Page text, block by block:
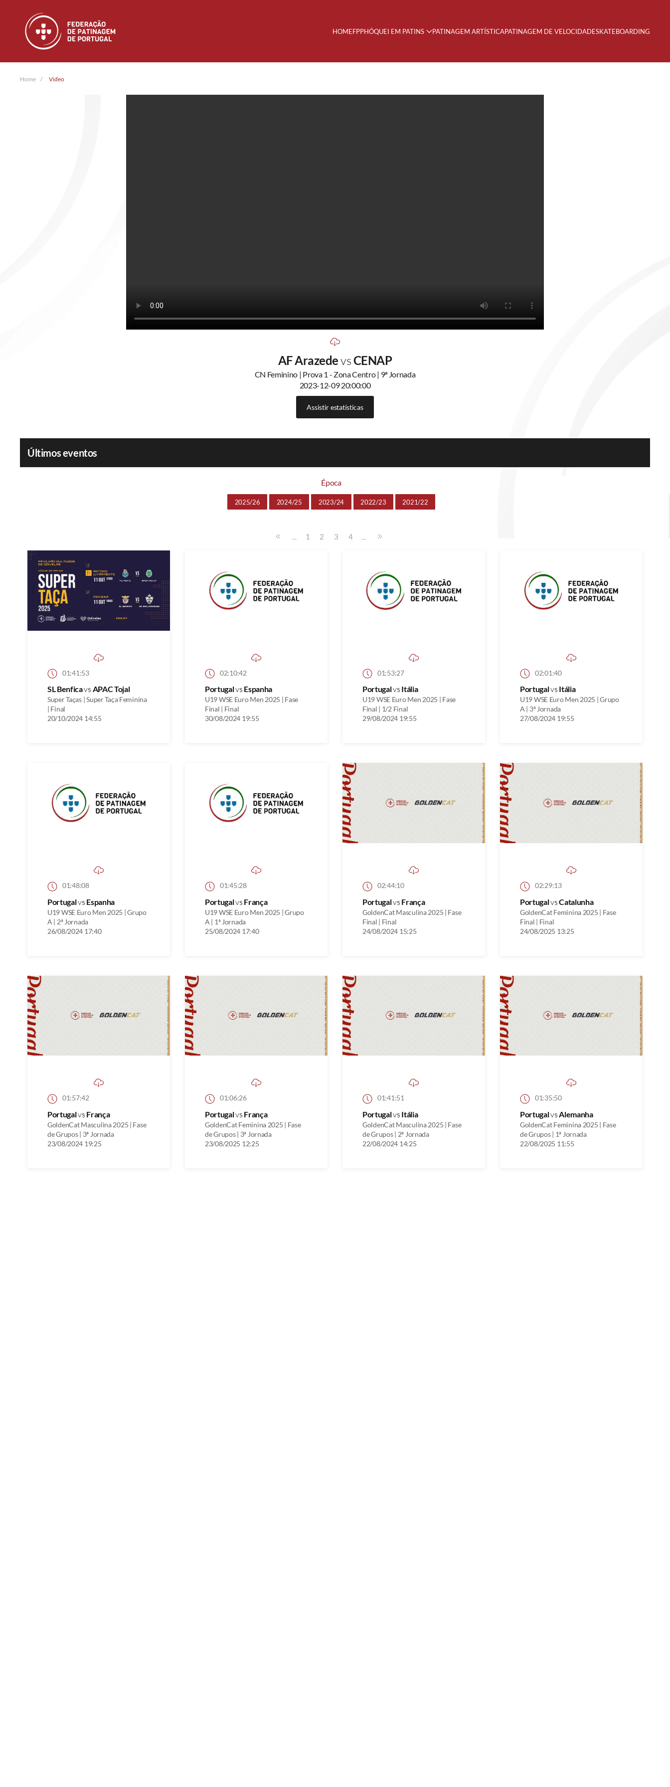
Skip to main content HOMEFPPHÓQUEI EM PATINS PATINAGEM ARTÍSTICAPATINAGEM DE VELOCIDADESKATEBOARDING
Home Video
AF ArazedevsCENAP
CN Feminino | Prova 1 - Zona Centro | 9ª Jornada
2023-12-09 20:00:00
Assistir estatísticas
Últimos eventos
Época
2025/26 2024/25 2023/24 2022/23 2021/22
... 1 2 3 4 ...
01:41:53
SL Benficavs APAC Tojal
Super Taças | Super Taça Feminina
| Final
20/10/2024 14:55
02:10:42
Portugalvs Espanha
U19 WSE Euro Men 2025 | Fase
Final | Final
30/08/2024 19:55
01:53:27
Portugalvs Itália
U19 WSE Euro Men 2025 | Fase
Final | 1/2 Final
29/08/2024 19:55
02:01:40
Portugalvs Itália
U19 WSE Euro Men 2025 | Grupo
A | 3ª Jornada
27/08/2024 19:55
01:48:08
Portugalvs Espanha
U19 WSE Euro Men 2025 | Grupo
A | 2ª Jornada
26/08/2024 17:40
01:45:28
Portugalvs França
U19 WSE Euro Men 2025 | Grupo
A | 1ª Jornada
25/08/2024 17:40
02:44:10
Portugalvs França
GoldenCat Masculina 2025 | Fase
Final | Final
24/08/2024 15:25
02:29:13
PortugalvsCatalunha
GoldenCat Feminina 2025 | Fase
Final | Final
24/08/2025 13:25
01:57:42
Portugalvs França
GoldenCat Masculina 2025 | Fase
de Grupos | 3ª Jornada
23/08/2024 19:25
01:06:26
Portugalvs França
GoldenCat Feminina 2025 | Fase
de Grupos | 3ª Jornada
23/08/2025 12:25
01:41:51
Portugalvs Itália
GoldenCat Masculina 2025 | Fase
de Grupos | 2ª Jornada
22/08/2024 14:25
01:35:50
PortugalvsAlemanha
GoldenCat Feminina 2025 | Fase
de Grupos | 1ª Jornada
22/08/2025 11:55